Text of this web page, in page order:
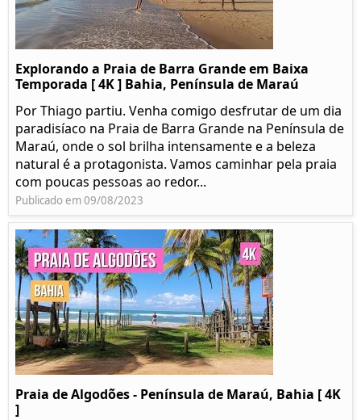
Explorando a Praia de Barra Grande em Baixa
Temporada [ 4K ] Bahia, Península de Maraú
Por Thiago partiu. Venha comigo desfrutar de um dia
paradisíaco na Praia de Barra Grande na Península de
Maraú, onde o sol brilha intensamente e a beleza
natural é a protagonista. Vamos caminhar pela praia
com poucas pessoas ao redor...
Publicado em 09/08/2023
Praia de Algodões - Península de Maraú, Bahia [ 4K
]